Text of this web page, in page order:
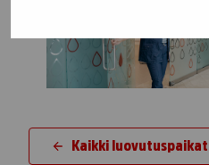
Kaikki luovutuspaikat